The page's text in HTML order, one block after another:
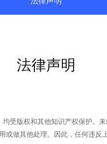
法律声明
受版权和其他知识产权保护。
做其他处理。因此，任何违反